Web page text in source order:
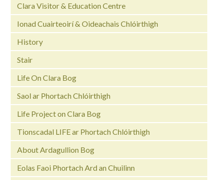
Clara Visitor & Education Centre
Ionad Cuairteoirí & Oideachais Chlóirthigh
History
Stair
Life On Clara Bog
Saol ar Phortach Chlóirthigh
Life Project on Clara Bog
Tionscadal LIFE ar Phortach Chlóirthigh
About Ardagullion Bog
Eolas Faoi Phortach Ard an Chuilinn